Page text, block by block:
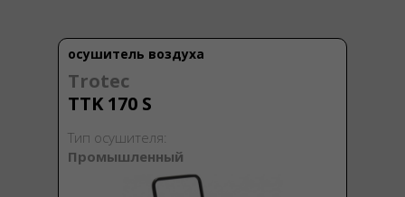
осушитель воздуха
Trotec
TTK 170 S
Тип осушителя:
Промышленный